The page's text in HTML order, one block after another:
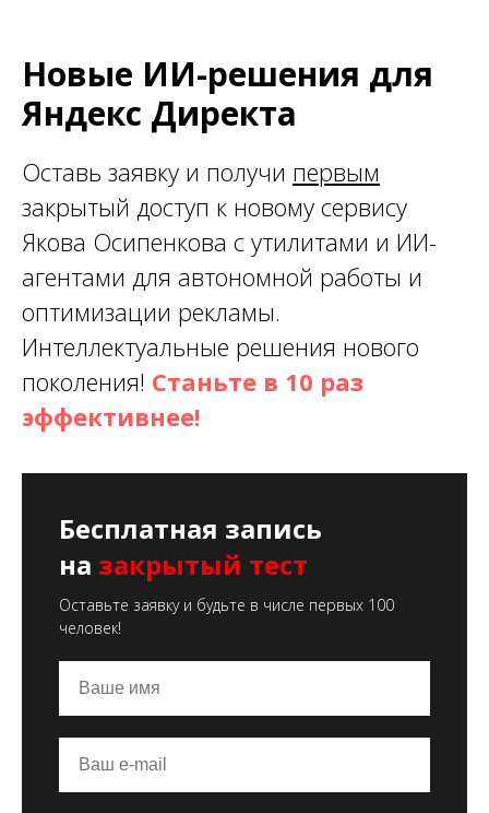
Новые ИИ-решения для
Яндекс Директа
Оставь заявку и получи первым
закрытый доступ к новому сервису
Якова Осипенкова с утилитами и ИИ-
агентами для автономной работы и
оптимизации рекламы.
Интеллектуальные решения нового
поколения! Станьте в 10 раз
эффективнее!
Бесплатная запись
на закрытый тест
Оставьте заявку и будьте в числе первых 100
человек!